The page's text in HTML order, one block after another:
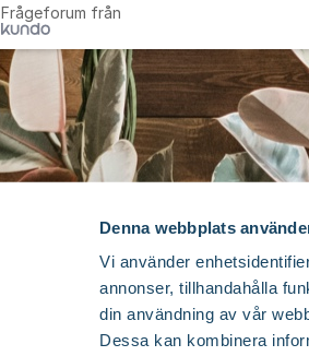
Denna webbplats
Vi använder
annonser, tillhandahålla
din användning av vår
Dessa kan kombinera
Frågeforum från